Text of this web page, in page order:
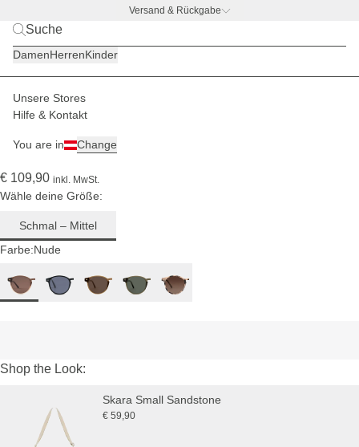
Versand & Rückgabe
DamenHerrenKinder
Unsere Stores
Hilfe & Kontakt
You are in Change
Herren Sonnenbrillen
Für
schmale
bis mittlere
€ 109,90 inkl. MwSt.
Wähle deine Größe:
Schmal – Mittel
Farbe:Nude
Shop the Look:
Skara Small Sandstone
€ 59,90